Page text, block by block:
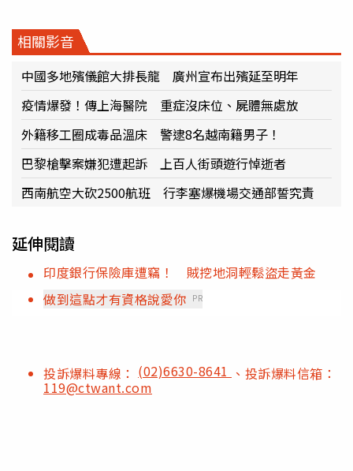
相關影音
中國多地殯儀館大排長龍 廣州宣布出殯延至明年
疫情爆發！傳上海醫院 重症沒床位、屍體無處放
外籍移工圈成毒品溫床 警逮8名越南籍男子！
巴黎槍擊案嫌犯遭起訴 上百人街頭遊行悼逝者
西南航空大砍2500航班 行李塞爆機場交通部誓究責
延伸閱讀
印度銀行保險庫遭竊！ 賊挖地洞輕鬆盜走黃金
做到這點才有資格說愛你 PR
投訴爆料專線： (02)6630-8641 、投訴爆料信箱：
119@ctwant.com